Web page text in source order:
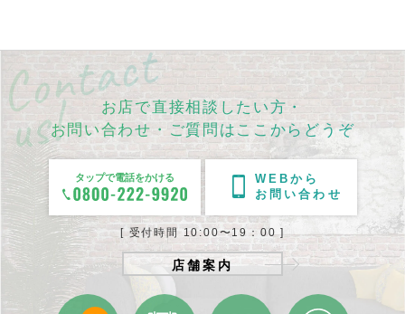
お店で直接相談したい方・
お問い合わせ・ご質問はここからどうぞ
タップで電話をかける
WEBから
お問い合わせ
[ 受付時間 10:00〜19：00 ]
店舗案内